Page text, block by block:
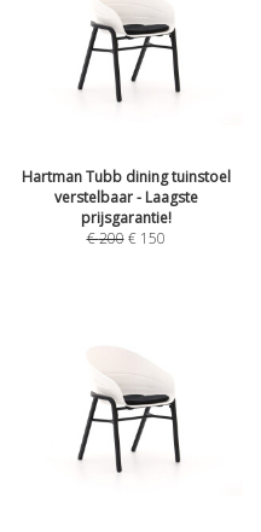
Hartman Tubb dining tuinstoel
verstelbaar - Laagste
prijsgarantie!
€200 € 150